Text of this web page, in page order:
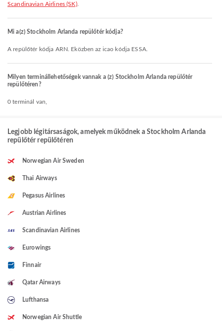
Scandinavian Airlines (SK).
Mi a(z) Stockholm Arlanda repülőtér kódja?
A repülőtér kódja ARN. Eközben az icao kódja ESSA.
Milyen terminállehetőségek vannak a (z) Stockholm Arlanda repülőtér
repülőtéren?
0 terminál van,
Legjobb légitársaságok, amelyek működnek a Stockholm Arlanda
repülőtér repülőtéren
Norwegian Air Sweden
Thai Airways
Pegasus Airlines
Austrian Airlines
Scandinavian Airlines
Eurowings
Finnair
Qatar Airways
Lufthansa
Norwegian Air Shuttle